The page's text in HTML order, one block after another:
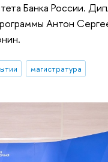
Банка России.
Антон
магистратура